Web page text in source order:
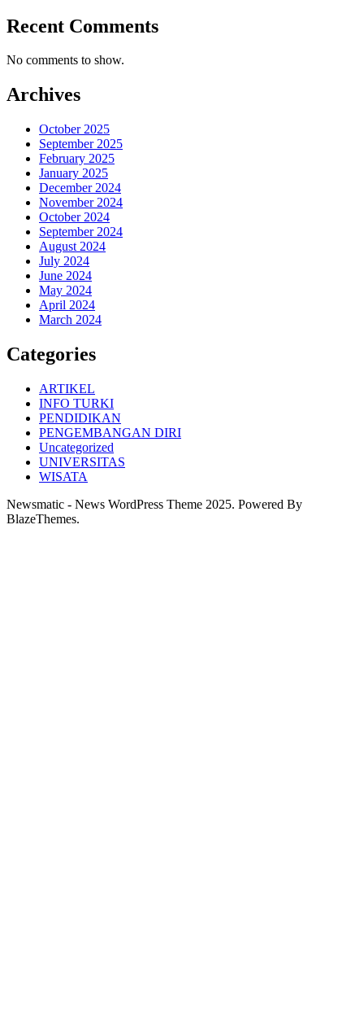
Recent Comments
No comments to show.
Archives
October 2025
September 2025
February 2025
January 2025
December 2024
November 2024
October 2024
September 2024
August 2024
July 2024
June 2024
May 2024
April 2024
March 2024
Categories
ARTIKEL
INFO TURKI
PENDIDIKAN
PENGEMBANGAN DIRI
Uncategorized
UNIVERSITAS
WISATA
Newsmatic - News WordPress Theme 2025. Powered By
BlazeThemes.